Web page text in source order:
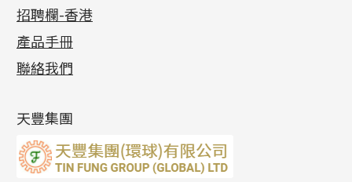
十字閃O鏈系列
十字錘打鏈系列
側身車花鏈系列
側身鏈系列
雙十字鏈系列
水波鏈系列
蛇骨鏈系列
鏈尾系列
梅花迫系列
平臺迫系列
綫拍系列
美拍系列
耳環扣系列
耳綫/耳鈎系列
耳環爪頭
耳環
調節珠系列
生圈扣系列
龍蝦扣系列
鴨俐制系列
字母吊墜
相盒吊墜
項鏈吊墜
生肖吊墜
珠盤系列
袖口鈕系列
焊片及鐳射綫
空心車花管
珠類配件
無孔光身珠
空心光身珠
無孔批花珠
車花片
動感車花片
鑲口戒指
鑲口手鏈系列
戒指系列
空心耳環
空心车花管首饰链
空心手鐲系列
千足金
記憶金屬系列
記憶戒指
拉簧珠珠手鏈
記憶鈦手鐲
各項證書(2)
相片集(9)
展覽會資訊
最新產品資訊
招聘欄-香港
產品手冊
聯絡我們
天豐集團